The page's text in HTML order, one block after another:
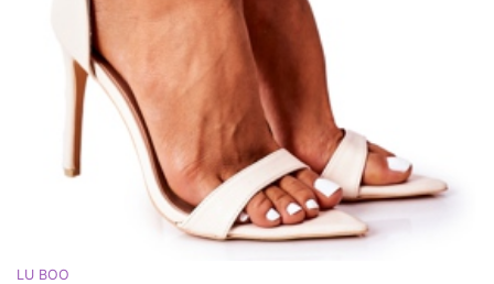
LU BOO